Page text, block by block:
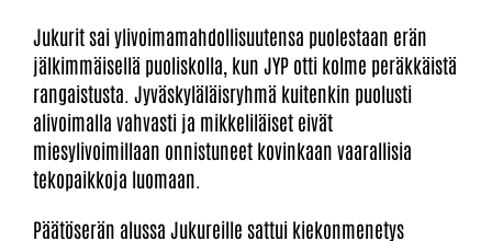
Jukurit sai ylivoimamahdollisuutensa puolestaan erän
jälkimmäisellä puoliskolla, kun JYP otti kolme peräkkäistä
rangaistusta. Jyväskyläläisryhmä kuitenkin puolusti
alivoimalla vahvasti ja mikkeliläiset eivät
miesylivoimillaan onnistuneet kovinkaan vaarallisia
tekopaikkoja luomaan.
Päätöserän alussa Jukureille sattui kiekonmenetys